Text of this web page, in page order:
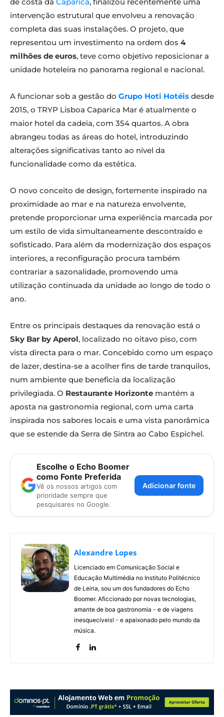
intervenção estrutural que envolveu a renovação
completa das suas instalações. O projeto, que
representou um investimento na ordem dos 4
milhões de euros, teve como objetivo reposicionar a
unidade hoteleira no panorama regional e nacional.
A funcionar sob a gestão do Grupo Hoti Hotéis desde
2015, o TRYP Lisboa Caparica Mar é atualmente o
maior hotel da cadeia, com 354 quartos. A obra
abrangeu todas as áreas do hotel, introduzindo
alterações significativas tanto ao nível da
funcionalidade como da estética.
O novo conceito de design, fortemente inspirado na
proximidade ao mar e na natureza envolvente,
pretende proporcionar uma experiência marcada por
um estilo de vida simultaneamente descontraído e
sofisticado. Para além da modernização dos espaços
interiores, a reconfiguração procura também
contrariar a sazonalidade, promovendo uma
utilização continuada da unidade ao longo de todo o
ano.
Entre os principais destaques da renovação está o
Sky Bar by Aperol, localizado no oitavo piso, com
vista directa para o mar. Concebido como um espaço
de lazer, destina-se a acolher fins de tarde tranquilos,
num ambiente que beneficia da localização
privilegiada. O Restaurante Horizonte mantém a
aposta na gastronomia regional, com uma carta
inspirada nos sabores locais e uma vista panorâmica
que se estende da Serra de Sintra ao Cabo Espichel.
Escolhe o Echo Boomer
como Fonte Preferida
Vê os nossos artigos com
prioridade sempre que
pesquisares no Google.
Adicionar fonte
Alexandre Lopes
Licenciado em Comunicação Social e
Educação Multimédia no Instituto Politécnico
de Leiria, sou um dos fundadores do Echo
Boomer. Aficcionado por novas tecnologias,
amante de boa gastronomia - e de viagens
inesquecíveis! - e apaixonado pelo mundo da
música.